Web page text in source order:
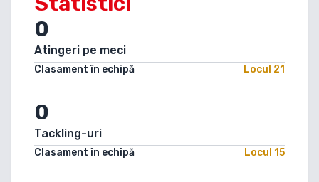
0
Atingeri pe meci
Clasament în echipă Locul 21
0
Tackling-uri
Clasament în echipă Locul 15